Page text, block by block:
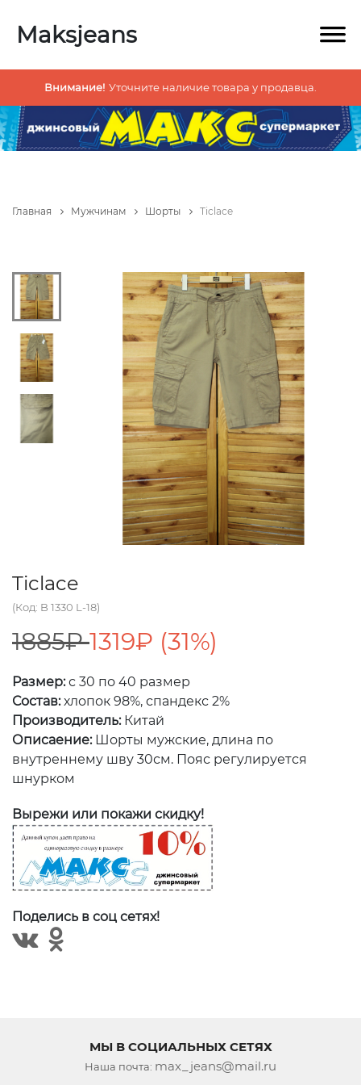
Maksjeans
Внимание! Уточните наличие товара у продавца.
Главная Мужчинам Шорты Ticlace
Ticlace
(Код: B 1330 L-18)
1885₽1319₽ (31%)
Размер:с 30 по 40 размер
Состав:хлопок 98%, спандекс 2%
Производитель:Китай
Описаение:Шорты мужские, длина по
внутреннему шву 30см. Пояс регулируется
шнурком
Вырежи или покажи скидку!
Поделись в соц сетях!
МЫ В СОЦИАЛЬНЫХ СЕТЯХ
Наша почта: max_jeans@mail.ru